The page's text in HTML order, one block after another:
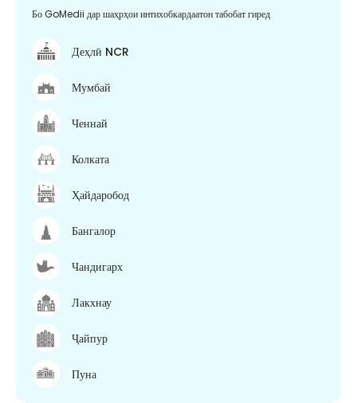
Бо GoMedii дар шаҳрҳои интихобкардаатон табобат гиред
Деҳлӣ NCR
Мумбай
Ченнай
Колката
Ҳайдаробод
Бангалор
Чандигарх
Лакхнау
Ҷайпур
Пуна